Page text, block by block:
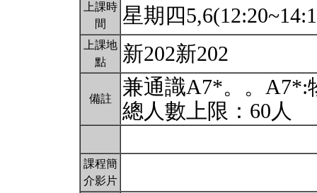
上課時
間
星期四
上課地
點
新202新202
備註
兼通識A7*。。A7*:
總人數上限：60人
課程簡
介影片